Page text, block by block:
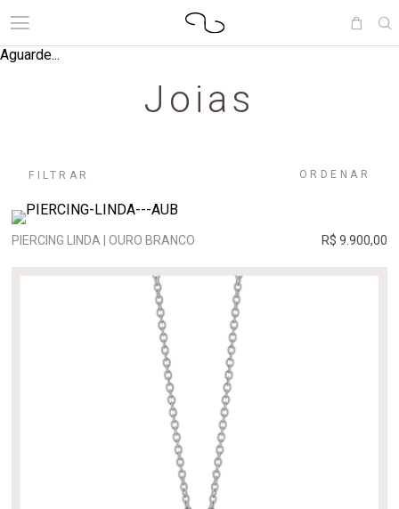
Aguarde...
Joias
FILTRAR ORDENAR
PIERCING LINDA | OURO BRANCO R$ 9.900,00